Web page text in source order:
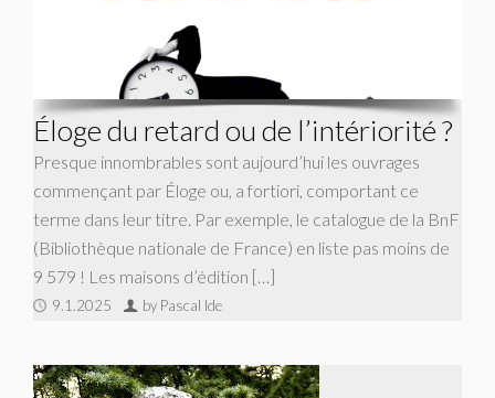
Éloge du retard ou de l’intériorité ?
Presque innombrables sont aujourd’hui les ouvrages
commençant par Éloge ou, a fortiori, comportant ce
terme dans leur titre. Par exemple, le catalogue de la BnF
(Bibliothèque nationale de France) en liste pas moins de
9 579 ! Les maisons d’édition […]
9.1.2025 by Pascal Ide